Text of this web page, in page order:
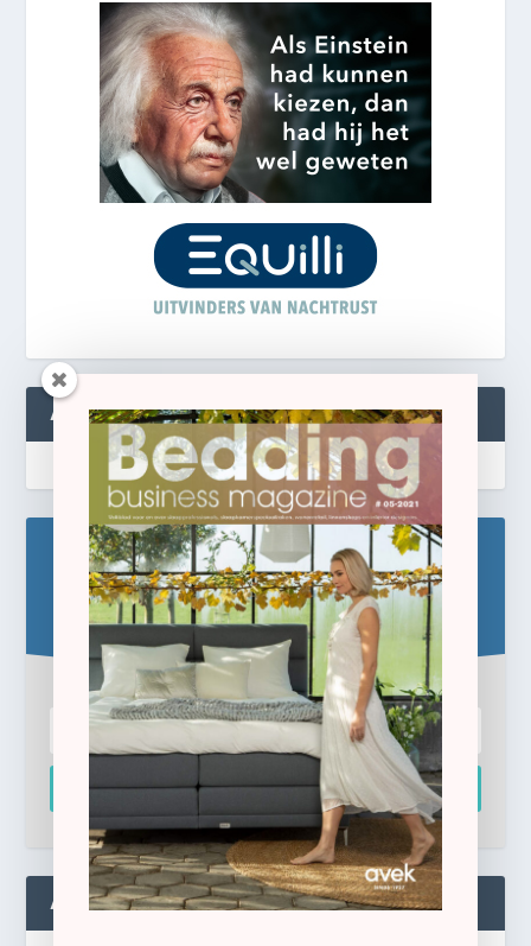
ABONNEREN
Blijf op de hoogte!
Schrijf u hier in voor de gratis e-newsletter.
Inschrijven
ADMIN